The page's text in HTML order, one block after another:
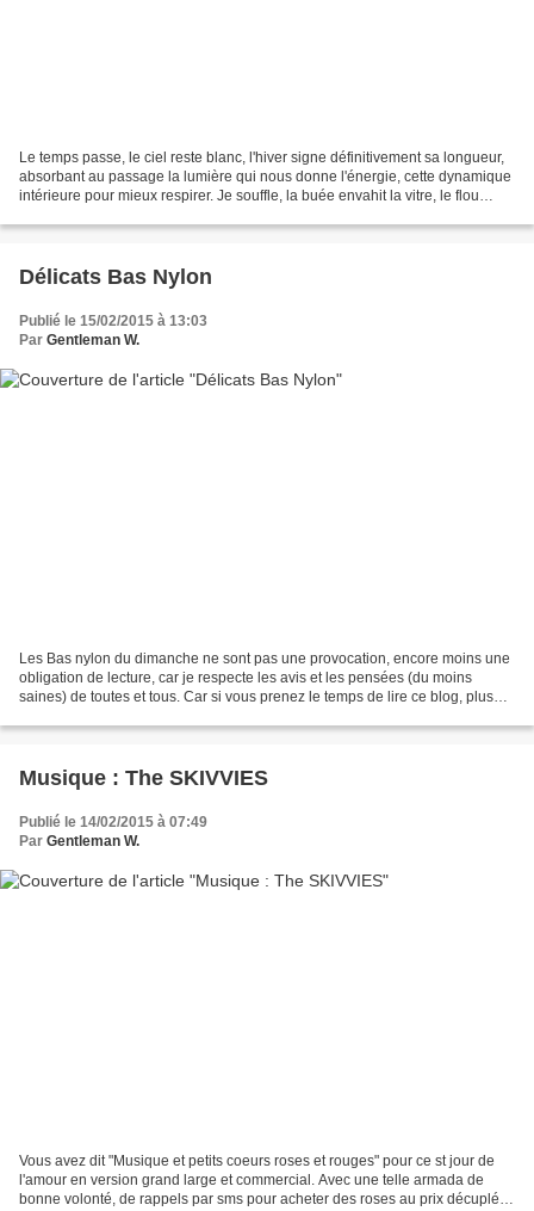
Le temps passe, le ciel reste blanc, l'hiver signe définitivement sa longueur,
absorbant au passage la lumière qui nous donne l'énergie, cette dynamique
intérieure pour mieux respirer. Je souffle, la buée envahit la vitre, le flou
Délicats Bas Nylon
Publié le 15/02/2015 à 13:03
Par Gentleman W.
Les Bas nylon du dimanche ne sont pas une provocation, encore moins une
obligation de lecture, car je respecte les avis et les pensées (du moins
saines) de toutes et tous. Car si vous prenez le temps de lire ce blog, plus
Musique : The SKIVVIES
Publié le 14/02/2015 à 07:49
Par Gentleman W.
Vous avez dit "Musique et petits coeurs roses et rouges" pour ce st jour de
l'amour en version grand large et commercial. Avec une telle armada de
bonne volonté, de rappels par sms pour acheter des roses au prix décuplé,